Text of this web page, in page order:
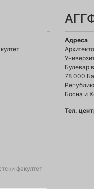
АГГФ
Адреса
Булевар
78 000
Босна и
Тел.
факултет